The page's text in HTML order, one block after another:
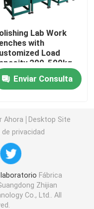
laboratorio
Lab Work
with
Load
200-500kg
Powder Coating
Enviar Consulta
Ahora
Desktop Site
privacidad
Fábrica
Zhijian
Co., Ltd.. All